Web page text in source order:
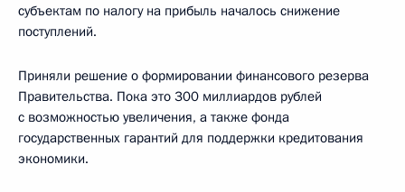
субъектам по налогу на прибыль началось снижение
поступлений.
Приняли решение о формировании финансового резерва
Правительства. Пока это 300 миллиардов рублей
с возможностью увеличения, а также фонда
государственных гарантий для поддержки кредитования
экономики.